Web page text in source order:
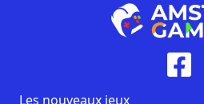
Les nouveaux jeux